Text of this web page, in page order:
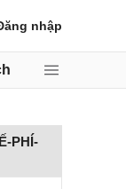
nhập
PHÍ-